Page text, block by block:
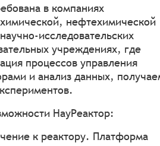
в компаниях
нефтехимической
исследовательских
учреждениях, где
процессов управления
и анализ данных,
НауРеактор:
к реактору. Платформа